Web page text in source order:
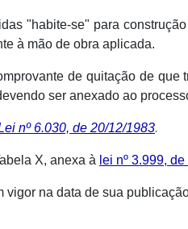
"habite-se" para
à mão de obra aplicada.
de quitação de que
ser anexado ao
nº 6.030, de 20/12/1983.
X, anexa à lei nº 3.999,
vigor na data de sua